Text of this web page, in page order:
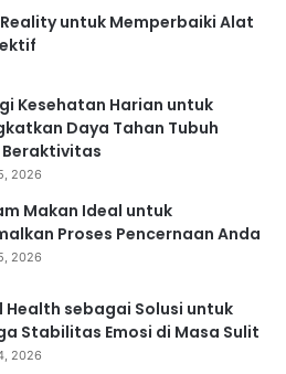
untuk Memperbaiki Alat
Kesehatan Harian untuk
Daya Tahan Tubuh
2026
Makan Ideal untuk
Proses Pencernaan Anda
2026
Health sebagai Solusi untuk
Stabilitas Emosi di Masa Sulit
2026